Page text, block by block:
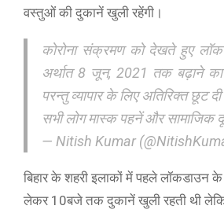
वस्तुओं की दुकानें खुली रहेंगी।
कोरोना संक्रमण को देखते हुए
अर्थात 8 जून, 2021 तक बढ़ाने का
परन्तु व्यापार के लिए अतिरिक्त छूट
सभी लोग मास्क पहनें और सामाजिक
— Nitish Kumar
बिहार के शहरी इलाकों में पहले लॉकडाउन
लेकर 10बजे तक दुकानें खुली रहती थी